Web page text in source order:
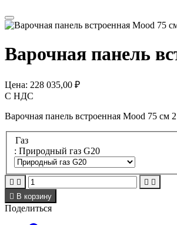
Варочная панель
Цена: 228 035,00 ₽
С НДС
Варочная панель встроенная Mood 75 см 2
Газ
: Природный газ G20
   
 В корзину
Поделиться